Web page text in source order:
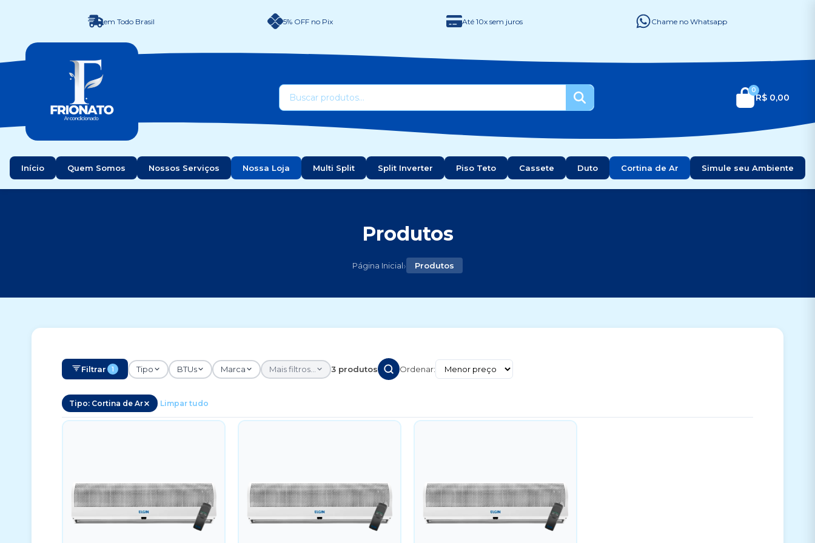
em Todo Brasil 5% OFF no Pix Até 10x sem juros Chame no Whatsapp
0
R$ 0,00
Início Quem Somos Nossos Serviços Nossa Loja Multi Split Split Inverter Piso Teto Cassete Duto Cortina de Ar Simule seu Ambiente
Produtos
Página Inicial› Produtos
Filtrar 1 Tipo BTUs Marca Mais filtros... 3 produtos Ordenar:
Tipo: Cortina de Ar Limpar tudo